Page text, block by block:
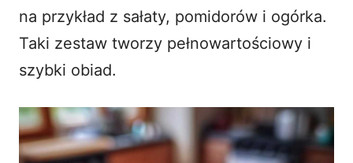
na przykład z sałaty, pomidorów i ogórka.
Taki zestaw tworzy pełnowartościowy i
szybki obiad.